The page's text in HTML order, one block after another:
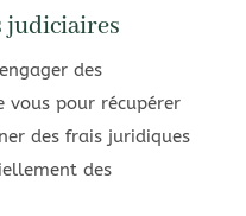
judiciaires
des
vous pour récupérer
des frais juridiques
des